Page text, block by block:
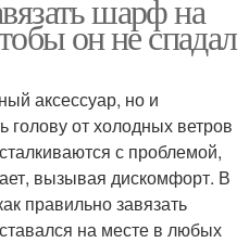
шарф на
он не спадал
аксессуар, но и
голову от холодных ветров
с проблемой,
вызывая дискомфорт. В
правильно завязать
на месте в любых